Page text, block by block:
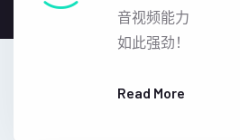
音视频能力
如此强劲！
Read More